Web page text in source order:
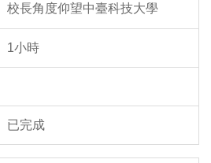
校長角度仰望中臺科技大學
1小時
已完成